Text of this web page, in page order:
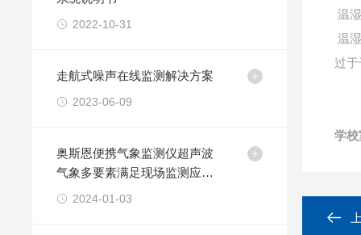
2022-10-31
走航式噪声在线监测解决方案
2023-06-09
奥斯恩便携气象监测仪超声波
气象多要素满足现场监测应急
响应应用方案
2024-01-03
温
温
过
学